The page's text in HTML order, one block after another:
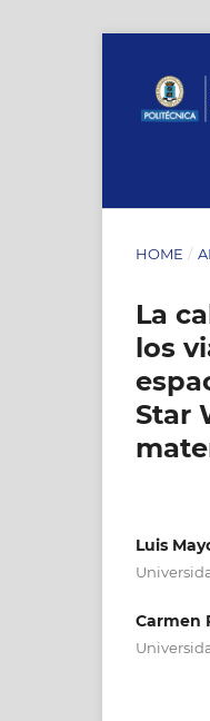
HOME /
La
los
Star
Luis
Carmen